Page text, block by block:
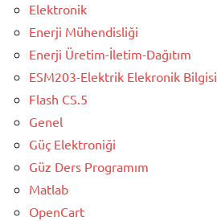
Elektronik
Enerji Mühendisliği
Enerji Üretim-İletim-Dağıtım
ESM203-Elektrik Elekronik Bilgisi
Flash CS.5
Genel
Güç Elektroniği
Güz Ders Programım
Matlab
OpenCart